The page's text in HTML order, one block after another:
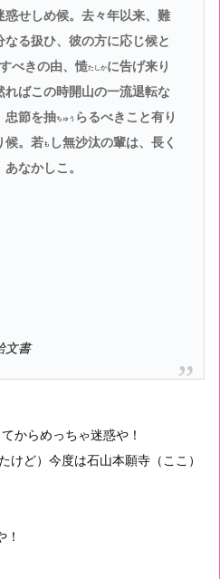
せしめ候。去々年以来、難
る扱ひ、彼の方に応じ候と
べきの由、慥たしかに告げ来り
ばこの時開山の一流退転な
忠節を抽ちゅう らるべきこと有り
候。若も し無沙汰の輩は、長く
なかしこ。
文書
からめっちゃ迷惑や！
けど）今度は石山本願寺（ここ）